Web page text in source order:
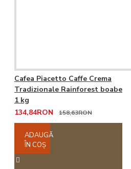
Cafea Piacetto Caffe Crema
Tradizionale Rainforest boabe
1 kg
134,84RON
158,63RON
ADAUGĂ
ÎN COŞ